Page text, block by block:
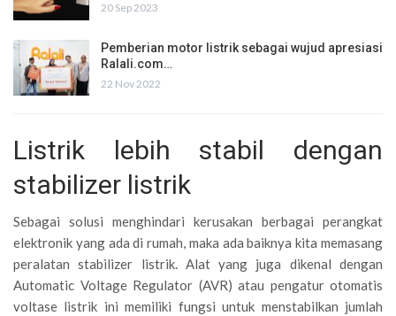
20 Sep 2023
Pemberian motor listrik sebagai wujud apresiasi
Ralali.com…
22 Nov 2022
Listrik lebih stabil dengan
stabilizer listrik
Sebagai solusi menghindari kerusakan berbagai perangkat
elektronik yang ada di rumah, maka ada baiknya kita memasang
peralatan stabilizer listrik. Alat yang juga dikenal dengan
Automatic Voltage Regulator (AVR) atau pengatur otomatis
voltase listrik ini memiliki fungsi untuk menstabilkan jumlah